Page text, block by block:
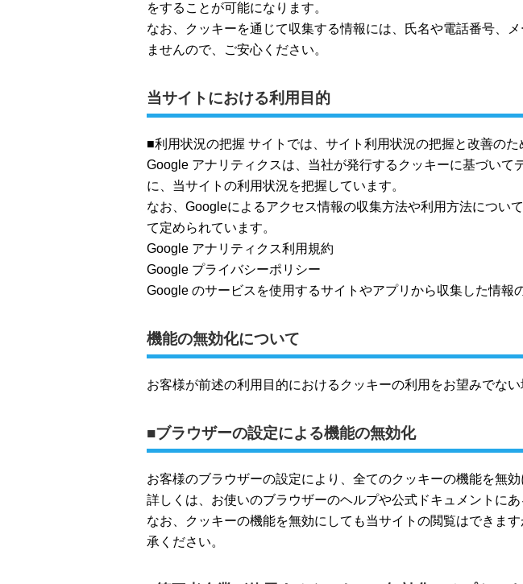
をすることが可能になります。
なお、クッキーを通じて収集する情報には、氏名や電話番号、
ませんので、ご安心ください。
当サイトにおける利用目的
■利用状況の把握 サイトでは、サイト利用状況の把握と改善の
Google アナリティクスは、当社が発行するクッキーに基づい
に、当サイトの利用状況を把握しています。
なお、Googleによるアクセス情報の収集方法や利用方法につい
て定められています。
Google アナリティクス利用規約
Google プライバシーポリシー
Google のサービスを使用するサイトやアプリから収集した情報
機能の無効化について
お客様が前述の利用目的におけるクッキーの利用をお望みでな
■ブラウザーの設定による機能の無効化
お客様のブラウザーの設定により、全てのクッキーの機能を無効
詳しくは、お使いのブラウザーのヘルプや公式ドキュメントに
なお、クッキーの機能を無効にしても当サイトの閲覧はできま
承ください。